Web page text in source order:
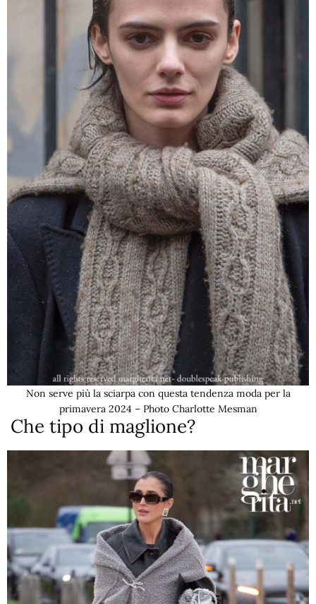
Non serve più la sciarpa con questa tendenza moda per la
primavera 2024 – Photo Charlotte Mesman
Che tipo di maglione?